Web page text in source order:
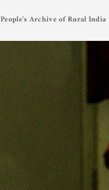
People's Archive of Rural India